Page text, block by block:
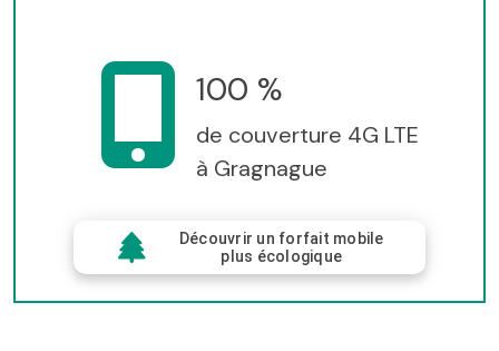
100 %
de couverture 4G LTE
à Gragnague
Découvrir un forfait mobile
plus écologique